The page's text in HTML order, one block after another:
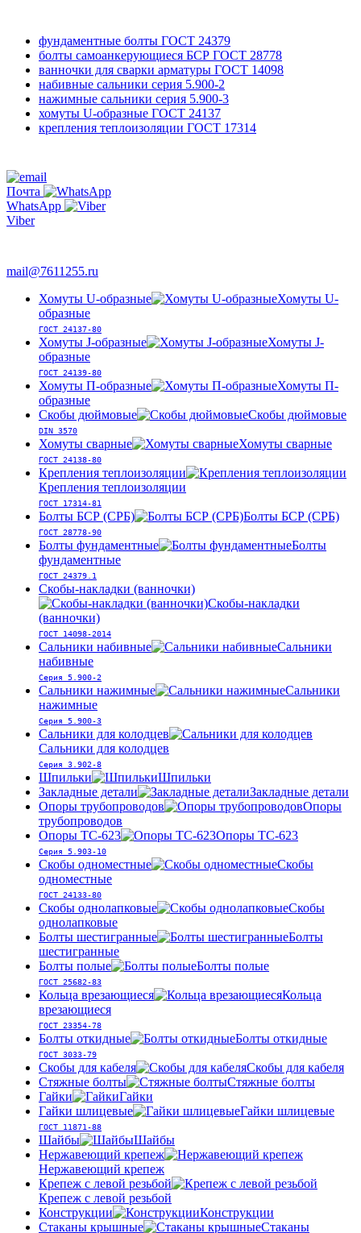
фундаментные болты ГОСТ 24379
болты самоанкерующиеся БСР ГОСТ 28778
ванночки для сварки арматуры ГОСТ 14098
набивные сальники серия 5.900-2
нажимные сальники серия 5.900-3
хомуты U-образные ГОСТ 24137
крепления теплоизоляции ГОСТ 17314
Почта
WhatsApp
Viber
mail@7611255.ru
Хомуты U-образные
Хомуты U-
образные
ГОСТ 24137-80
Хомуты J-образные
Хомуты J-
образные
ГОСТ 24139-80
Хомуты П-образные
Хомуты П-
образные
Скобы дюймовые
Скобы дюймовые
DIN 3570
Хомуты сварные Хомуты сварные
ГОСТ 24138-80
Крепления теплоизоляции
Крепления теплоизоляции
ГОСТ 17314-81
Болты БСР (СРБ) Болты БСР (СРБ)
ГОСТ 28778-90
Болты фундаментные
Болты
фундаментные
ГОСТ 24379.1
Скобы-накладки (ванночки)
Скобы-накладки
(ванночки)
ГОСТ 14098-2014
Сальники набивные
Сальники
набивные
Серия 5.900-2
Сальники нажимные
Сальники
нажимные
Серия 5.900-3
Сальники для колодцев
Сальники для колодцев
Серия 3.902-8
Шпильки
Шпильки
Закладные детали
Закладные детали
Опоры трубопроводов
Опоры
трубопроводов
Опоры ТС-623
Опоры ТС-623
Серия 5.903-10
Скобы одноместные
Скобы
одноместные
ГОСТ 24133-80
Скобы однолапковые
Скобы
однолапковые
Болты шестигранные
Болты
шестигранные
Болты полые
Болты полые
ГОСТ 25682-83
Кольца врезающиеся
Кольца
врезающиеся
ГОСТ 23354-78
Болты откидные Болты откидные
ГОСТ 3033-79
Скобы для кабеля
Скобы для кабеля
Стяжные болты
Стяжные болты
Гайки
Гайки
Гайки шлицевые
Гайки шлицевые
ГОСТ 11871-88
Шайбы
Шайбы
Нержавеющий крепеж
Нержавеющий крепеж
Крепеж с левой резьбой
Крепеж с левой резьбой
Конструкции
Конструкции
Стаканы крышные
Стаканы